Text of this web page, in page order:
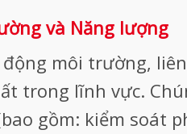
và Năng lượng
môi trường,
trong lĩnh vực.
gồm: kiểm soát